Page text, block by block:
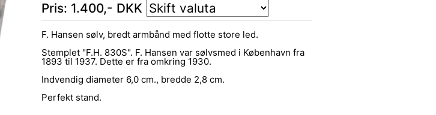
Pris: 1.400,- DKK
F. Hansen sølv, bredt armbånd med flotte store led.
Stemplet "F.H. 830S". F. Hansen var sølvsmed i København fra
1893 til 1937. Dette er fra omkring 1930.
Indvendig diameter 6,0 cm., bredde 2,8 cm.
Perfekt stand.